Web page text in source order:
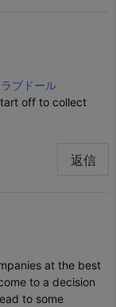
ブドール
off to collect
返信
at the best
to a decision
to some